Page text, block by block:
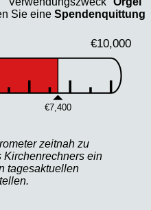
Sie eine Spendenquittung
€10,000
€7,400
zeitnah zu
Kirchenrechners ein
tagesaktuellen